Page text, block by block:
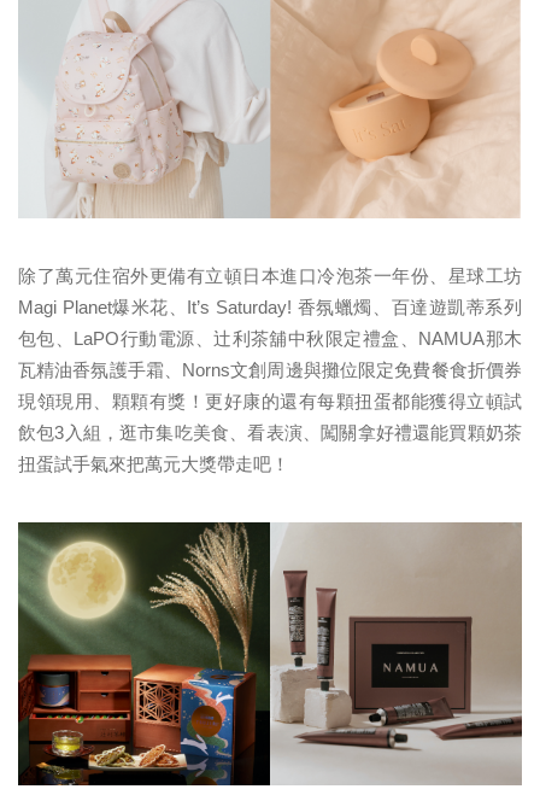
除了萬元住宿外更備有立頓日本進口冷泡茶一年份、星球工坊
Magi Planet爆米花、It’s Saturday! 香氛蠟燭、百達遊凱蒂系列
包包、LaPO行動電源、辻利茶舖中秋限定禮盒、NAMUA那木
瓦精油香氛護手霜、Norns文創周邊與攤位限定免費餐食折價券
現領現用、顆顆有獎！更好康的還有每顆扭蛋都能獲得立頓試
飲包3入組，逛市集吃美食、看表演、闖關拿好禮還能買顆奶茶
扭蛋試手氣來把萬元大獎帶走吧！